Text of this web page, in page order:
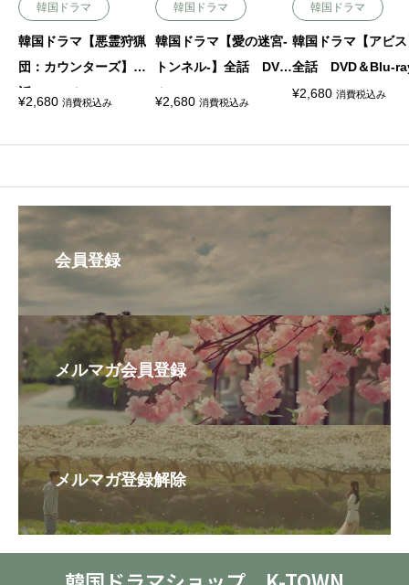
韓国ドラマ
韓国ドラマ【悪霊狩猟
団：カウンターズ】全
話 DVD＆Blu-ray
¥2,680 消費税込み
韓国ドラマ
韓国ドラマ【愛の迷宮-
トンネル-】全話 DVD
＆Blu-ray
¥2,680 消費税込み
韓国ドラマ
韓国ドラマ【アビ
全話 DVD＆Blu-
¥2,680 消費税込み
会員登録
メルマガ会員登録
メルマガ登録解除